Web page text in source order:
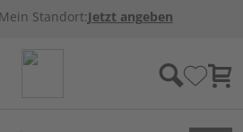
Mein Standort:Jetzt angeben